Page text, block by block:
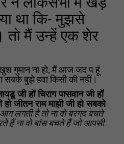
था कि- मुझसे
तो मैं उन्हें एक शेर
गुमान ना हो, मैं आज जद प हूं
सबके बुझे हवा किसी की नहीं।
जी हों चिराग पासवान जी हों
जीतन राम माझी जी हो सबको
लगती है तो ना वो बरगद बचते
हैं ना वो बांस बचते हैं जो आपसी